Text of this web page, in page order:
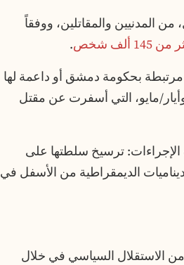
المدنيين والمقاتلين، ووفقاً
ألف شخص
.
بحكومة دمشق أو داعمة لها
مايو، التي أسفرت عن مقتل
ترسيخ سلطتها على
الديمقراطية من الأسفل في
من الاستقلال السياسي في خلال